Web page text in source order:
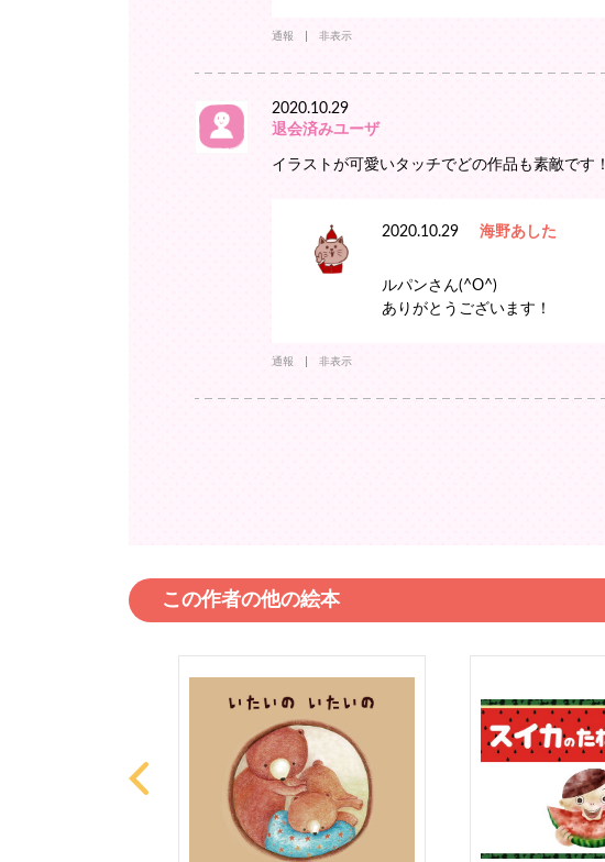
通報 非表示
2020.10.29
退会済みユーザ
イラストが可愛いタッチでどの作品も素敵です！
2020.10.29 海野あした
ルパンさん(^O^)
ありがとうございます！
通報 非表示
この作者の他の絵本